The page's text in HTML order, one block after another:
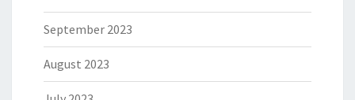
September 2023
August 2023